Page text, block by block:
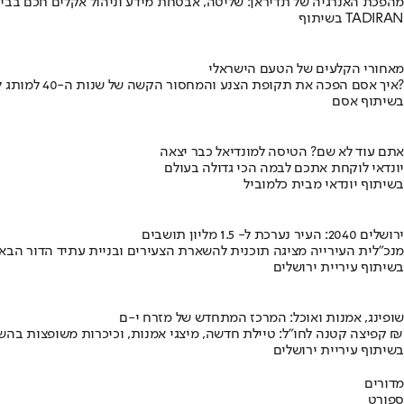
בשיתוף TADIRAN
מאחורי הקלעים של הטעם הישראלי
איך אסם הפכה את תקופת הצנע והמחסור הקשה של שנות ה-40 למותג לאומי?
בשיתוף אסם
אתם עוד לא שם? הטיסה למונדיאל כבר יצאה
יונדאי לוקחת אתכם לבמה הכי גדולה בעולם
בשיתוף יונדאי מבית כלמוביל
ירושלים 2040: העיר נערכת ל- 1.5 מליון תושבים
מנכ"לית העירייה מציגה תוכנית להשארת הצעירים ובניית עתיד הדור
בשיתוף עיריית ירושלים
שופינג, אמנות ואוכל: המרכז המתחדש של מזרח י-ם
קפיצה קטנה לחו"ל: טיילת חדשה, מיצגי אמנות, וכיכרות משופצות בהשקעה של 100 מיליון ₪
בשיתוף עיריית ירושלים
מדורים
ספורט